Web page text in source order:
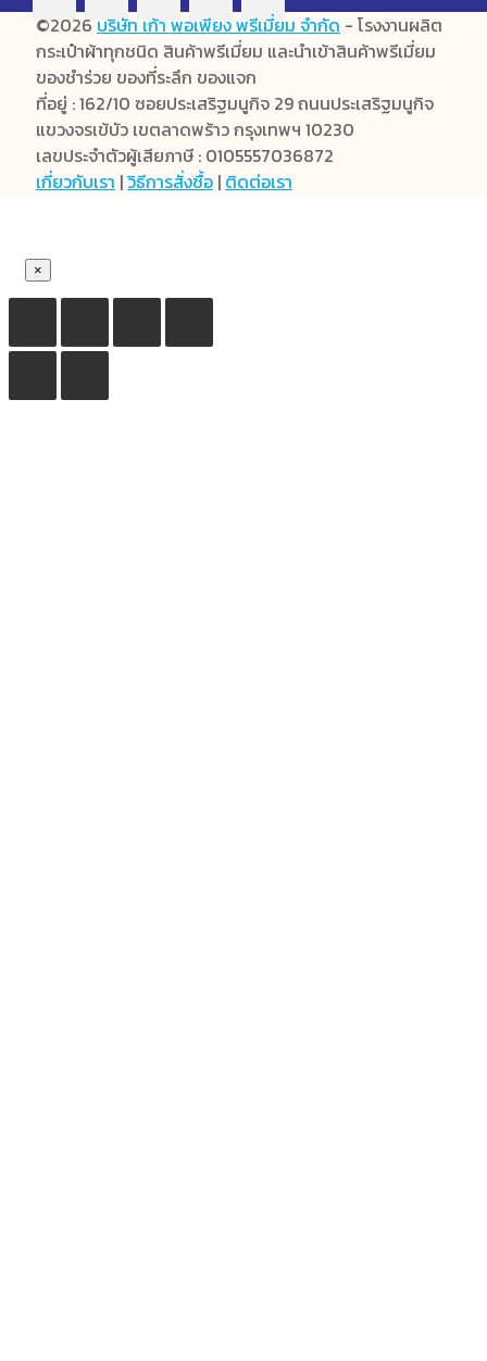
©2026 บริษัท เก้า พอเพียง พรีเมี่ยม จำกัด - โรงงานผลิต
กระเป๋าผ้าทุกชนิด สินค้าพรีเมี่ยม และนำเข้าสินค้าพรีเมี่ยม
ของชำร่วย ของที่ระลึก ของแจก
ที่อยู่ : 162/10 ซอยประเสริฐมนูกิจ 29 ถนนประเสริฐมนูกิจ
แขวงจรเข้บัว เขตลาดพร้าว กรุงเทพฯ 10230
เลขประจำตัวผู้เสียภาษี : 0105557036872
เกี่ยวกับเรา |วิธีการสั่งซื้อ | ติดต่อเรา
×